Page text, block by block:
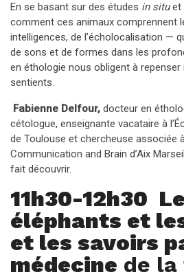
En se basant sur des études in situet
comment ces animaux comprennent
intelligences, de l’écholocalisation —
de sons et de formes dans les
en éthologie nous obligent à
sentients.
Fabienne Delfour, docteur en
cétologue, enseignante vacataire à
de Toulouse et chercheuse associée
Communication and Brain d’Aix
fait découvrir.
11h30-12h30
éléphants et
et les savoirs
médecine de